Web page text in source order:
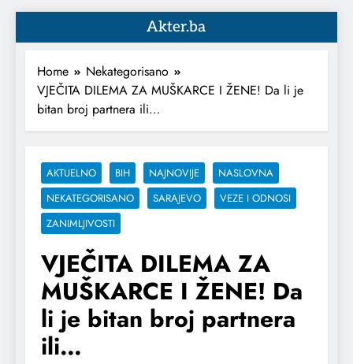
Akter.ba
Home
Nekategorisano
VJEČITA DILEMA ZA MUŠKARCE I ŽENE! Da li je
bitan broj partnera ili…
AKTUELNO BIH NAJNOVIJE
NASLOVNA
NEKATEGORISANO
SARAJEVO
VEZE I ODNOSI
ZANIMLJIVOSTI
VJEČITA DILEMA ZA
MUŠKARCE I ŽENE! Da
li je bitan broj partnera
ili…